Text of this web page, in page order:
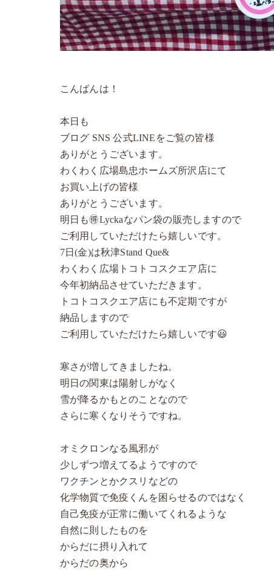
こんばんは！
本日も
ブログ SNS 公式LINEをご覧の皆様
ありがとうございます。
わくわく広場島忠ホームズ所沢店にて
お買い上げの皆様
ありがとうございます。
明日も🉐Lyckaなパン袋の販売しますので
ご利用していただけたら嬉しいです。
7日(金)は秋津Stand Que&
わくわく広場トコトコスクエア店に
今年初納品させていただきます。
トコトコスクエア店にも不定期ですが
納品しますので
ご利用していただけたら嬉しいです😃
寒さが増してきましたね。
明日の関東は陽射しがなく
雪が降るかもとのことなので
さらに寒くなりそうですね。
オミクロンなる風邪が
少しずつ増えてるようですので
ワクチンとかクスリなどの
化学物質で免疫くんを困らせるのではなく
自己免疫が正常に働いてくれるような
自然に則したものを
からだに摂り入れて
からだの奥から